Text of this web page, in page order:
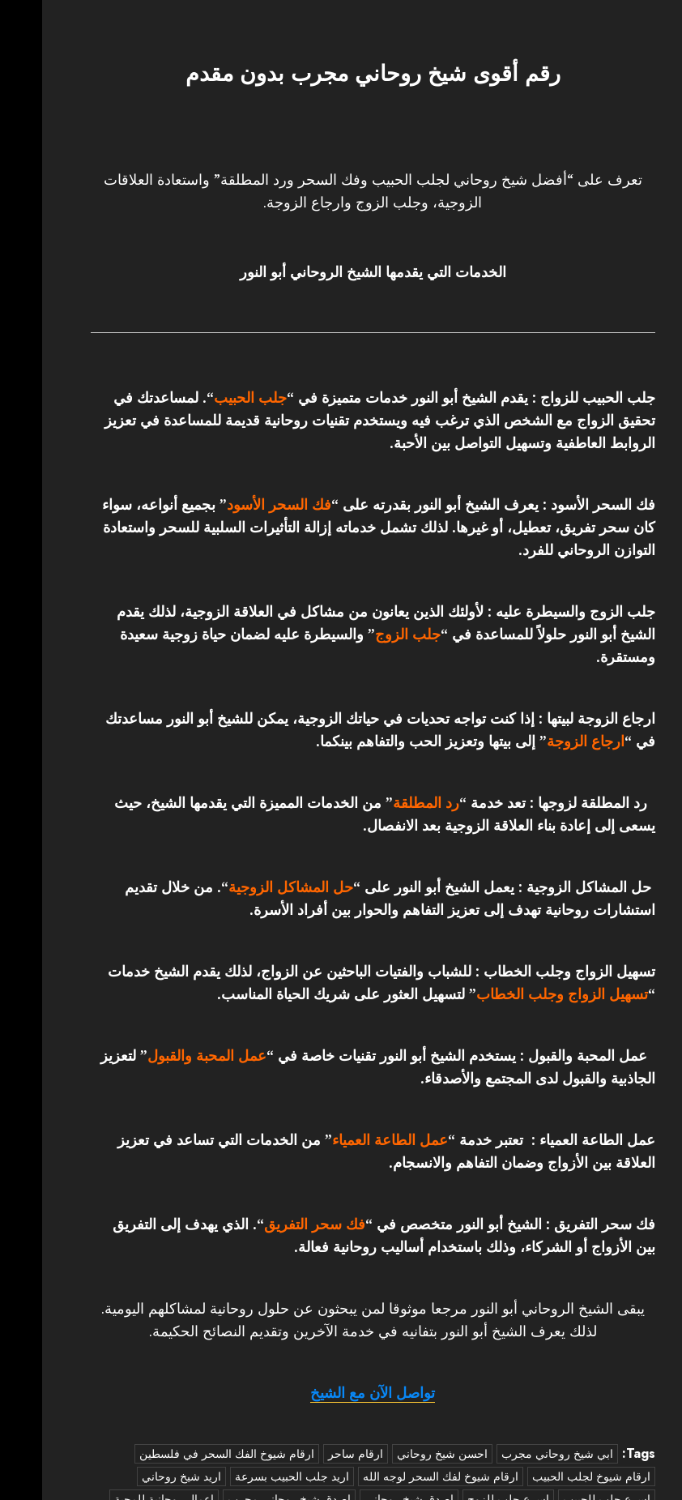
رقم أقوى شيخ روحاني مجرب بدون مقدم
تعرف على “أفضل شيخ روحاني لجلب الحبيب وفك السحر ورد المطلقة” واستعادة العلاقات
الزوجية، وجلب الزوج وارجاع الزوجة.
الخدمات التي يقدمها الشيخ الروحاني أبو النور
جلب الحبيب للزواج : يقدم الشيخ أبو النور خدمات متميزة في “جلب الحبيب“. لمساعدتك في
تحقيق الزواج مع الشخص الذي ترغب فيه ويستخدم تقنيات روحانية قديمة للمساعدة في تعزيز
الروابط العاطفية وتسهيل التواصل بين الأحبة.
فك السحر الأسود : يعرف الشيخ أبو النور بقدرته على “فك السحر الأسود” بجميع أنواعه، سواء
كان سحر تفريق، تعطيل، أو غيرها. لذلك تشمل خدماته إزالة التأثيرات السلبية للسحر واستعادة
التوازن الروحاني للفرد.
جلب الزوج والسيطرة عليه : لأولئك الذين يعانون من مشاكل في العلاقة الزوجية، لذلك يقدم
الشيخ أبو النور حلولاً للمساعدة في “جلب الزوج” والسيطرة عليه لضمان حياة زوجية سعيدة
ومستقرة.
ارجاع الزوجة لبيتها : إذا كنت تواجه تحديات في حياتك الزوجية، يمكن للشيخ أبو النور مساعدتك
في “ارجاع الزوجة” إلى بيتها وتعزيز الحب والتفاهم بينكما.
رد المطلقة لزوجها : تعد خدمة “رد المطلقة” من الخدمات المميزة التي يقدمها الشيخ، حيث
يسعى إلى إعادة بناء العلاقة الزوجية بعد الانفصال.
حل المشاكل الزوجية : يعمل الشيخ أبو النور على “حل المشاكل الزوجية“. من خلال تقديم
استشارات روحانية تهدف إلى تعزيز التفاهم والحوار بين أفراد الأسرة.
تسهيل الزواج وجلب الخطاب : للشباب والفتيات الباحثين عن الزواج، لذلك يقدم الشيخ خدمات
“تسهيل الزواج وجلب الخطاب” لتسهيل العثور على شريك الحياة المناسب.
عمل المحبة والقبول : يستخدم الشيخ أبو النور تقنيات خاصة في “عمل المحبة والقبول” لتعزيز
الجاذبية والقبول لدى المجتمع والأصدقاء.
عمل الطاعة العمياء : تعتبر خدمة “عمل الطاعة العمياء” من الخدمات التي تساعد في تعزيز
العلاقة بين الأزواج وضمان التفاهم والانسجام.
فك سحر التفريق : الشيخ أبو النور متخصص في “فك سحر التفريق“. الذي يهدف إلى التفريق
بين الأزواج أو الشركاء، وذلك باستخدام أساليب روحانية فعالة.
يبقى الشيخ الروحاني أبو النور مرجعا موثوقا لمن يبحثون عن حلول روحانية لمشاكلهم اليومية.
لذلك يعرف الشيخ أبو النور بتفانيه في خدمة الآخرين وتقديم النصائح الحكيمة.
تواصل الآن مع الشيخ
Tags: ‏ابي شيخ روحاني مجرب احسن شيخ روحاني ارقام ساحر
ارقام شيوخ الفك السحر في فلسطين
ارقام شيوخ لجلب الحبيب
ارقام شيوخ لفك السحر لوجه الله اريد جلب الحبيب بسرعة
اريد شيخ روحاني